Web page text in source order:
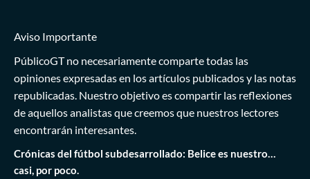
Aviso Importante
PúblicoGT no necesariamente comparte todas las
opiniones expresadas en los artículos publicados y las notas
republicadas. Nuestro objetivo es compartir las reflexiones
de aquellos analistas que creemos que nuestros lectores
encontrarán interesantes.
Crónicas del fútbol subdesarrollado: Belice es nuestro…
casi, por poco.